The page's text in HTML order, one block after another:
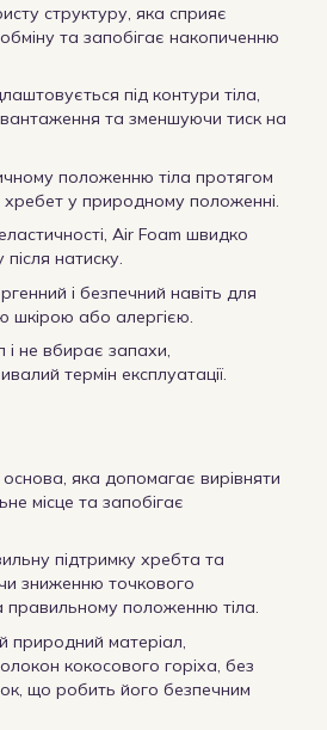
структуру, яка сприяє
та запобігає накопиченню
під контури тіла,
та зменшуючи тиск на
положенню тіла протягом
хребет у природному положенні.
Air Foam швидко
натиску.
і безпечний навіть для
шкірою або алергією.
і не вбирає запахи,
термін експлуатації.
яка допомагає вирівняти
місце та запобігає
підтримку хребта та
зниженню точкового
правильному положенню тіла.
природний матеріал,
кокосового горіха, без
що робить його безпечним